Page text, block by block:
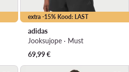
extra -15% Kood: LAST
adidas
Jooksujope · Must
69,99€